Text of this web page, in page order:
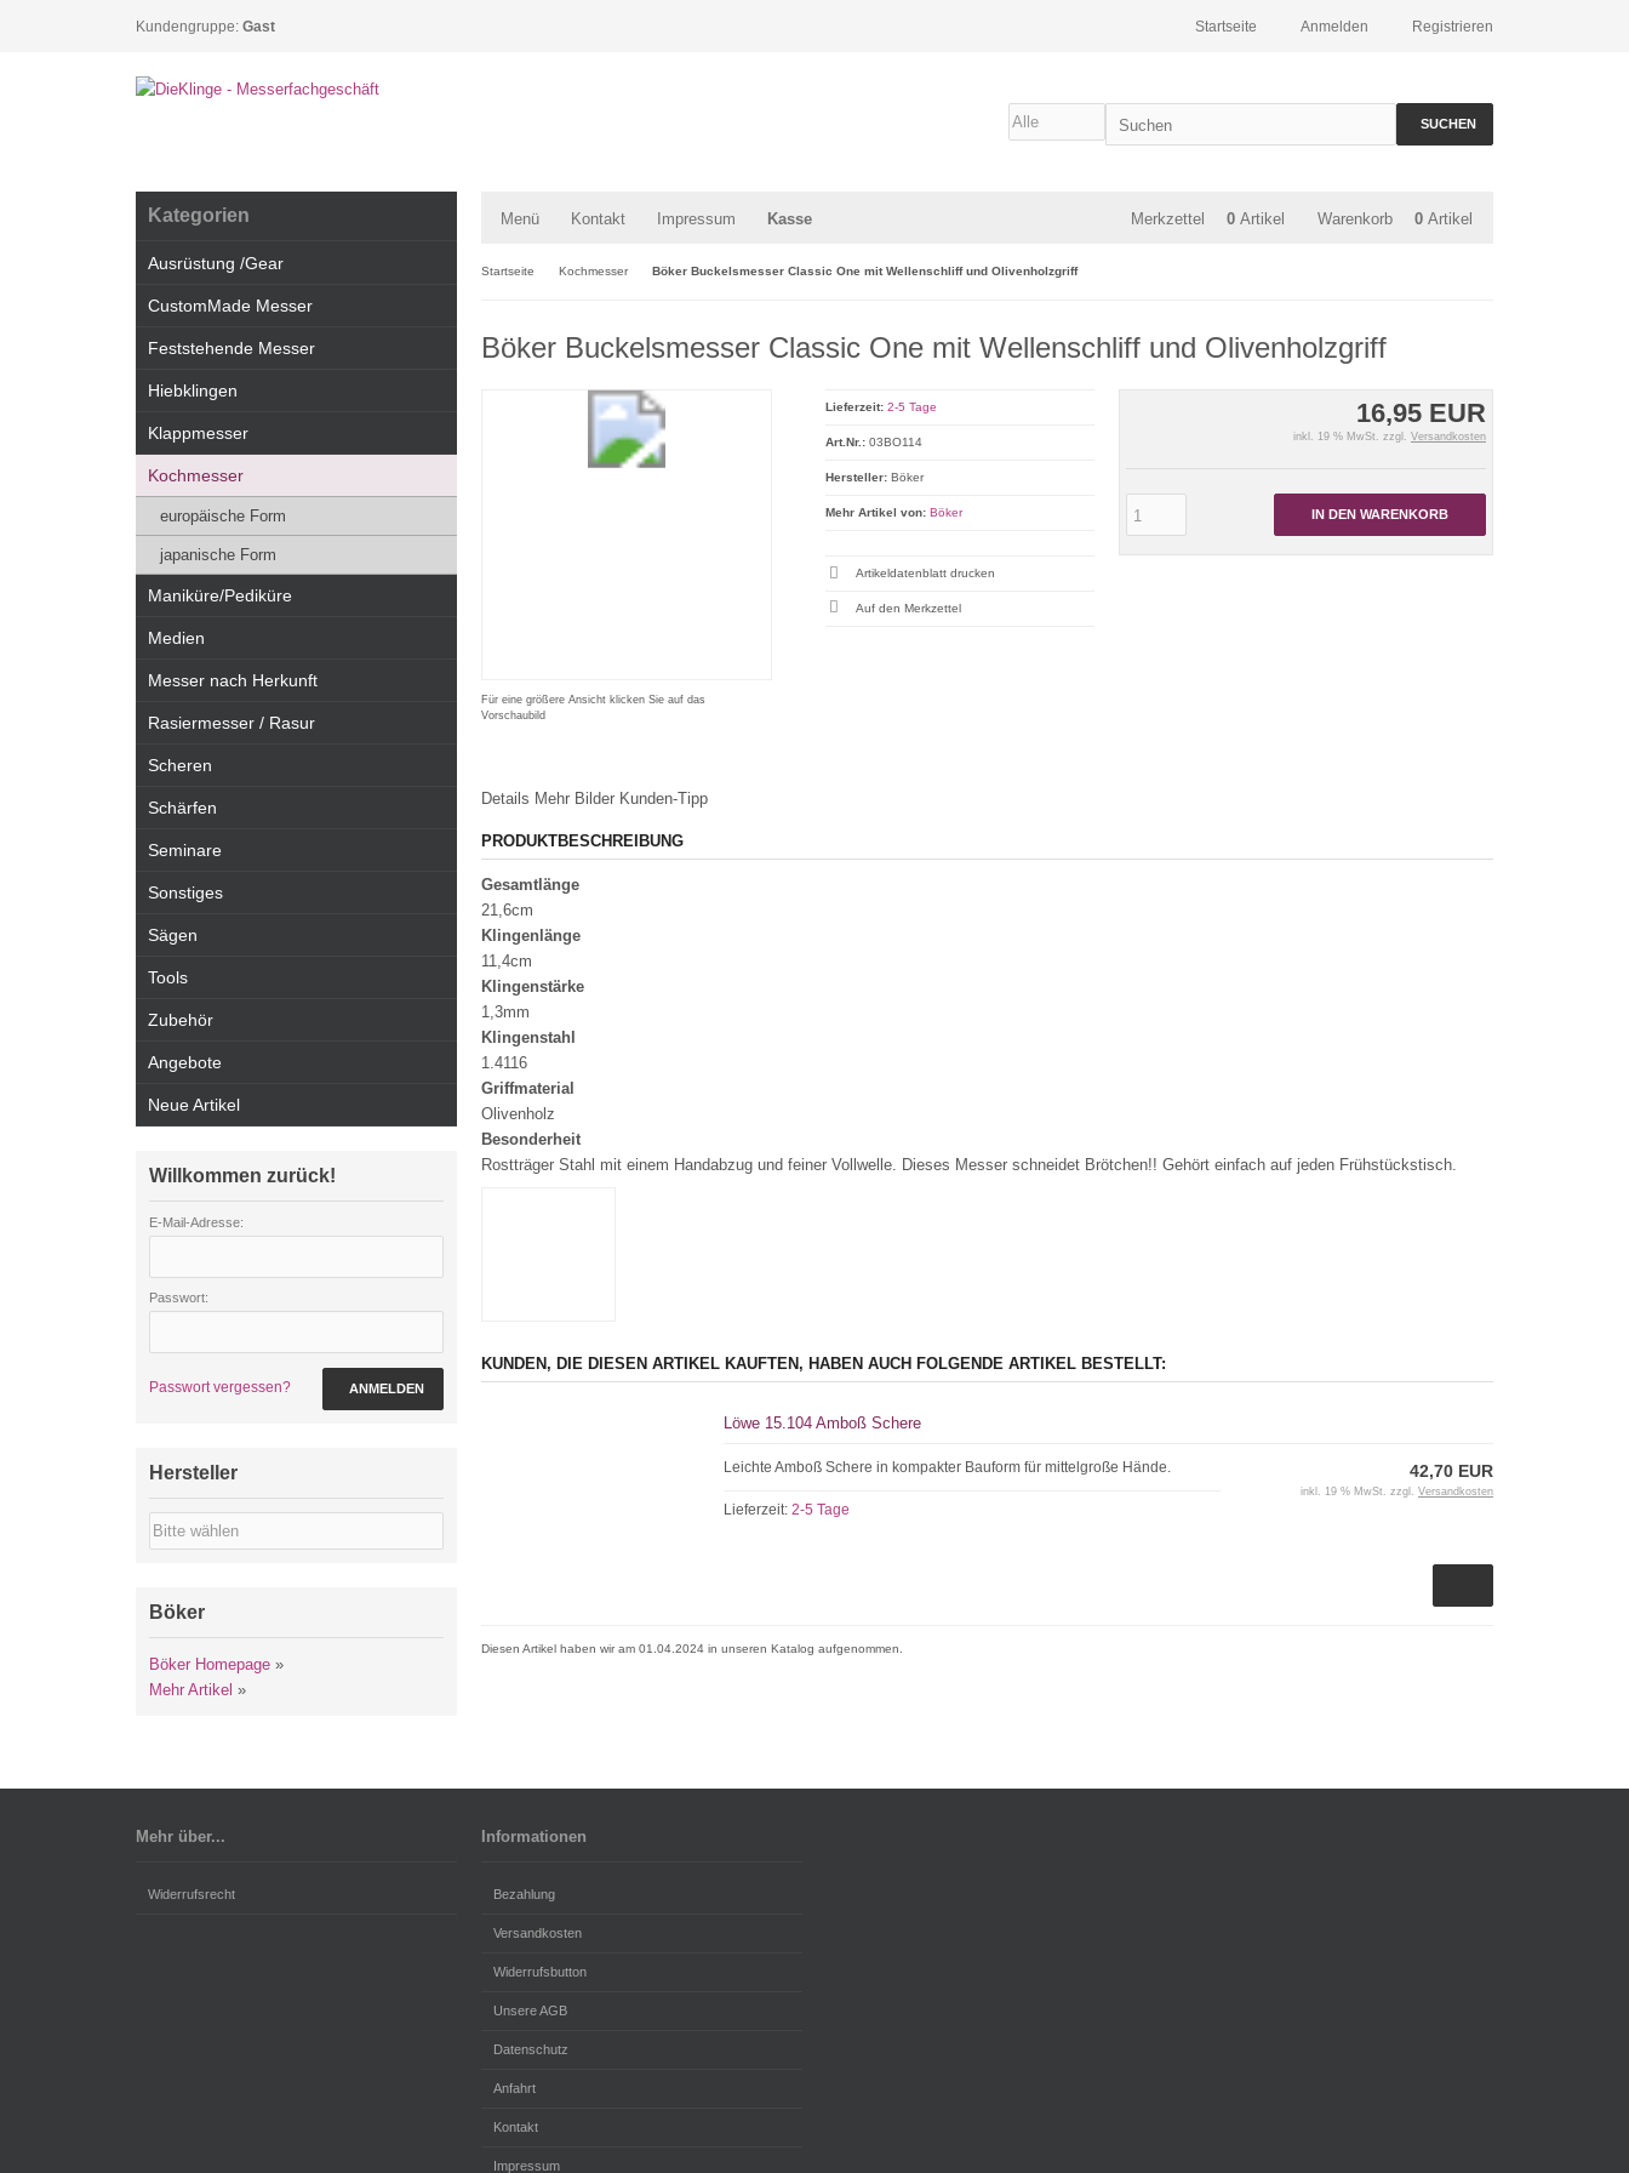
Kundengruppe: Gast Registrieren
Anmelden
Startseite
SUCHEN
Menü Kontakt Impressum Kasse Warenkorb 0 Artikel
Merkzettel 0 Artikel
Startseite Kochmesser Böker Buckelsmesser Classic One mit Wellenschliff und Olivenholzgriff
Böker Buckelsmesser Classic One mit Wellenschliff und Olivenholzgriff
Für eine größere Ansicht klicken Sie auf das
Vorschaubild
16,95 EUR
inkl. 19 % MwSt. zzgl. Versandkosten
IN DEN WARENKORB
Lieferzeit: 2-5 Tage
Art.Nr.: 03BO114
Hersteller: Böker
Mehr Artikel von: Böker
Artikeldatenblatt drucken
Details Mehr Bilder Kunden-Tipp
PRODUKTBESCHREIBUNG
Gesamtlänge
21,6cm
Klingenlänge
11,4cm
Klingenstärke
1,3mm
Klingenstahl
1.4116
Griffmaterial
Olivenholz
Besonderheit
Rostträger Stahl mit einem Handabzug und feiner Vollwelle. Dieses Messer schneidet Brötchen!! Gehört einfach auf jeden Frühstückstisch.
KUNDEN, DIE DIESEN ARTIKEL KAUFTEN, HABEN AUCH FOLGENDE ARTIKEL BESTELLT:
Löwe 15.104 Amboß Schere
Leichte Amboß Schere in kompakter Bauform für mittelgroße Hände.
Lieferzeit:2-5 Tage
42,70 EUR
inkl. 19 % MwSt. zzgl. Versandkosten
Diesen Artikel haben wir am 01.04.2024 in unseren Katalog aufgenommen.
Kategorien
Ausrüstung /Gear
CustomMade Messer
Feststehende Messer
Hiebklingen
Klappmesser
Kochmesser
europäische Form
japanische Form
Maniküre/Pediküre
Medien
Messer nach Herkunft
Rasiermesser / Rasur
Scheren
Schärfen
Seminare
Sonstiges
Sägen
Tools
Zubehör
Angebote
Neue Artikel
Willkommen zurück!
E-Mail-Adresse:
Passwort:
Passwort vergessen? ANMELDEN
Hersteller
Böker
Böker Homepage »
Mehr Artikel »
Mehr über...
Widerrufsrecht
Informationen
Bezahlung
Versandkosten
Widerrufsbutton
Unsere AGB
Datenschutz
Anfahrt
Kontakt
Impressum